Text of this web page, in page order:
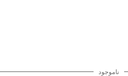
ناموجود